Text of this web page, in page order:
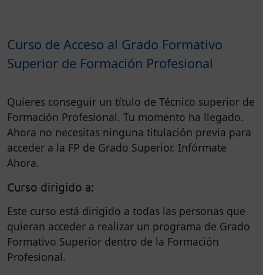
Curso de Acceso al Grado Formativo
Superior de Formación Profesional
Quieres conseguir un título de Técnico superior de
Formación Profesional. Tu momento ha llegado.
Ahora no necesitas ninguna titulación previa para
acceder a la FP de Grado Superior. Infórmate
Ahora.
Curso dirigido a:
Este curso está dirigido a todas las personas que
quieran acceder a realizar un programa de Grado
Formativo Superior dentro de la Formación
Profesional.